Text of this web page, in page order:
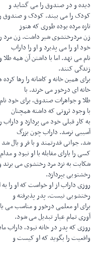
دیده و در صندوق را می گشاید و
کودک را می بیند. کودک و صندوق را
تازه مرده بوده طوری که هنوز
زن مردرختشوی شیر داشت. زن مرد
خود او را می پذیرد و او را داراب
نام می نهد. اما با داشتن آن همه
زندگی کنند.
برای همین خانه و کاشانه را رها
خانه ای درخور می خرند. با
طلا و جواهرات صندوق، برای خود
با وجود ثروتی که داشته همچنان
به کار قبلی خود می پردازد و
آسیبی نرسد. داراب چون بزرگ
شد. جوانی قدرتمند و با فر و یال
کسی را یارای مقابله با او نبود و مدام
شکایت به نزد مرد رختشوی می
رخشتویی بپردازد.
روزی داراب از او خواست که او را
رختشویی نیست. پدر پذیرفته و
برای او معلمی درخور و مناسب می
آوری تمام عیار تبدیل می شود.
روزی که پدر در خانه نبود، داراب
واقعیت را بگوید که او کیست و